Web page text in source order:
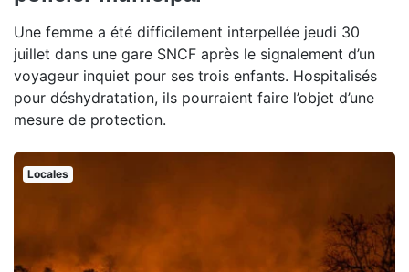
Une femme a été difficilement interpellée jeudi 30
juillet dans une gare SNCF après le signalement d’un
voyageur inquiet pour ses trois enfants. Hospitalisés
pour déshydratation, ils pourraient faire l’objet d’une
mesure de protection.
Locales